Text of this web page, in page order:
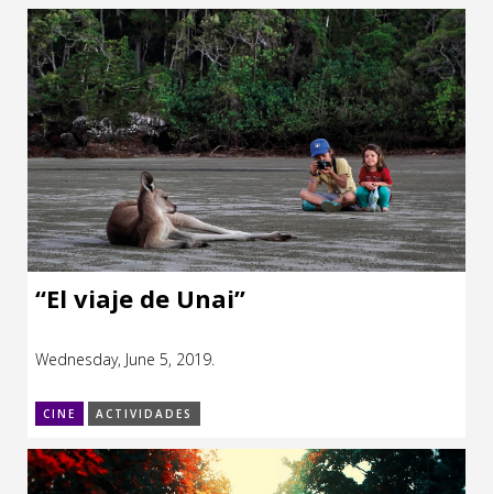
“El viaje de Unai”
Wednesday, June 5, 2019.
CINE ACTIVIDADES